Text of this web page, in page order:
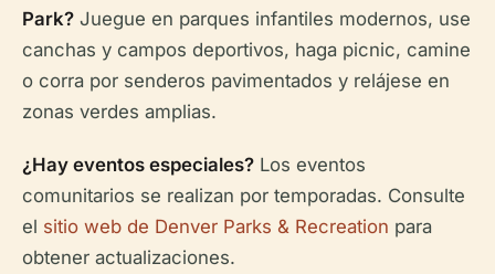
Park? Juegue en parques infantiles modernos, use
canchas y campos deportivos, haga picnic, camine
o corra por senderos pavimentados y relájese en
zonas verdes amplias.
¿Hay eventos especiales? Los eventos
comunitarios se realizan por temporadas. Consulte
el sitio web de Denver Parks & Recreation para
obtener actualizaciones.